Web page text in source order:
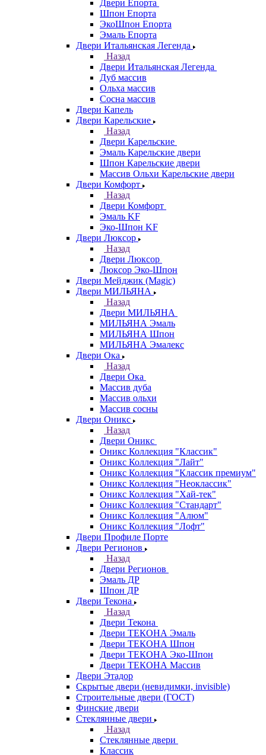
Двери Епорта
Шпон Епорта
ЭкоШпон Епорта
Эмаль Епорта
Двери Итальянская Легенда
Назад
Двери Итальянская Легенда
Дуб массив
Ольха массив
Сосна массив
Двери Капель
Двери Карельские
Назад
Двери Карельские
Эмаль Карельские двери
Шпон Карельские двери
Массив Ольхи Карельские двери
Двери Комфорт
Назад
Двери Комфорт
Эмаль KF
Эко-Шпон KF
Двери Люксор
Назад
Двери Люксор
Люксор Эко-Шпон
Двери Мейджик (Magic)
Двери МИЛЬЯНА
Назад
Двери МИЛЬЯНА
МИЛЬЯНА Эмаль
МИЛЬЯНА Шпон
МИЛЬЯНА Эмалекс
Двери Ока
Назад
Двери Ока
Массив дуба
Массив ольхи
Массив сосны
Двери Оникс
Назад
Двери Оникс
Оникс Коллекция "Классик"
Оникс Коллекция "Лайт"
Оникс Коллекция "Классик премиум"
Оникс Коллекция "Неоклассик"
Оникс Коллекция "Хай-тек"
Оникс Коллекция "Стандарт"
Оникс Коллекция "Алюм"
Оникс Коллекция "Лофт"
Двери Профиле Порте
Двери Регионов
Назад
Двери Регионов
Эмаль ДР
Шпон ДР
Двери Текона
Назад
Двери Текона
Двери ТЕКОНА Эмаль
Двери ТЕКОНА Шпон
Двери ТЕКОНА Эко-Шпон
Двери ТЕКОНА Массив
Двери Этадор
Скрытые двери (невидимки, invisible)
Строительные двери (ГОСТ)
Финские двери
Стеклянные двери
Назад
Стеклянные двери
Классик